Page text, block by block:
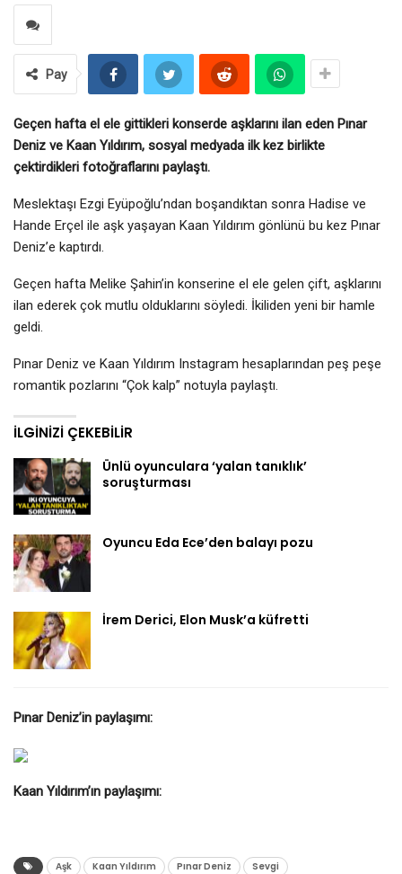
Pay
Geçen hafta el ele gittikleri konserde aşklarını ilan eden Pınar
Deniz ve Kaan Yıldırım, sosyal medyada ilk kez birlikte
çektirdikleri fotoğraflarını paylaştı.
Meslektaşı Ezgi Eyüpoğlu’ndan boşandıktan sonra Hadise ve
Hande Erçel ile aşk yaşayan Kaan Yıldırım gönlünü bu kez Pınar
Deniz’e kaptırdı.
Geçen hafta Melike Şahin’in konserine el ele gelen çift, aşklarını
ilan ederek çok mutlu olduklarını söyledi. İkiliden yeni bir hamle
geldi.
Pınar Deniz ve Kaan Yıldırım Instagram hesaplarından peş peşe
romantik pozlarını “Çok kalp” notuyla paylaştı.
İLGINIZI ÇEKEBILIR
Ünlü oyunculara ‘yalan tanıklık’
soruşturması
Oyuncu Eda Ece’den balayı pozu
İrem Derici, Elon Musk’a küfretti
Pınar Deniz’in paylaşımı:
Kaan Yıldırım’ın paylaşımı:
Aşk Kaan Yıldırım Pınar Deniz Sevgi